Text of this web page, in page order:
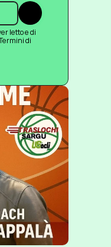
Submit
letto e di
di